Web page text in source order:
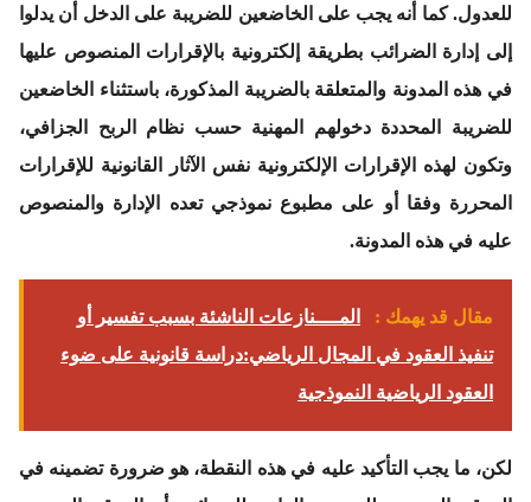
للعدول. كما أنه يجب على الخاضعين للضريبة على الدخل أن يدلوا
إلى إدارة الضرائب بطريقة إلكترونية بالإقرارات المنصوص عليها
في هذه المدونة والمتعلقة بالضريبة المذكورة، باستثناء الخاضعين
للضريبة المحددة دخولهم المهنية حسب نظام الربح الجزافي،
وتكون لهذه الإقرارات الإلكترونية نفس الآثار القانونية للإقرارات
المحررة وفقا أو على مطبوع نموذجي تعده الإدارة والمنصوص
عليه في هذه المدونة.
مقال قد يهمك :
المــــنازعات الناشئة بسبب تفسير أو
تنفيذ العقود في المجال الرياضي:دراسة قانونية على ضوء
العقود الرياضية النموذجية
لكن، ما يجب التأكيد عليه في هذه النقطة، هو ضرورة تضمينه في